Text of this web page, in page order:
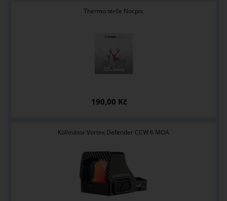
Thermo terče Nocpix
190,00 Kč
Kolimátor Vortex Defender CCW 6 MOA